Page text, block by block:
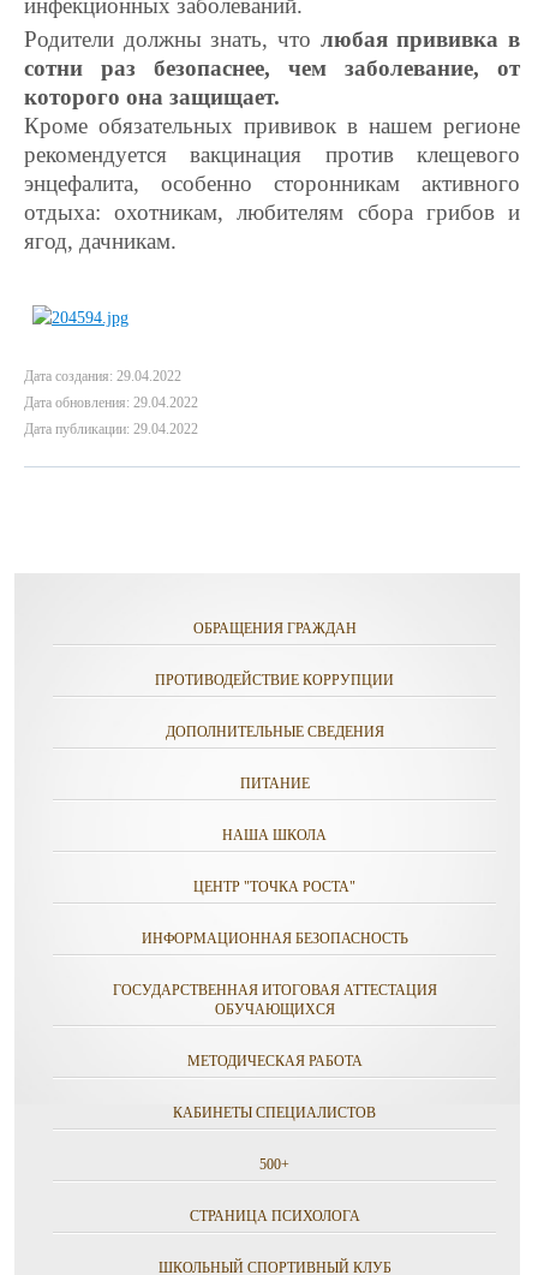
инфекционных заболеваний.
Родители должны знать, что любая прививка в
сотни раз безопаснее, чем заболевание, от
которого она защищает.
Кроме обязательных прививок в нашем регионе
рекомендуется вакцинация против клещевого
энцефалита, особенно сторонникам активного
отдыха: охотникам, любителям сбора грибов и
ягод, дачникам.
Дата создания: 29.04.2022
Дата обновления: 29.04.2022
Дата публикации: 29.04.2022
ОБРАЩЕНИЯ ГРАЖДАН
ПРОТИВОДЕЙСТВИЕ КОРРУПЦИИ
ДОПОЛНИТЕЛЬНЫЕ СВЕДЕНИЯ
ПИТАНИЕ
НАША ШКОЛА
ЦЕНТР "ТОЧКА РОСТА"
ИНФОРМАЦИОННАЯ БЕЗОПАСНОСТЬ
ГОСУДАРСТВЕННАЯ ИТОГОВАЯ АТТЕСТАЦИЯ
ОБУЧАЮЩИХСЯ
МЕТОДИЧЕСКАЯ РАБОТА
КАБИНЕТЫ СПЕЦИАЛИСТОВ
500+
СТРАНИЦА ПСИХОЛОГА
ШКОЛЬНЫЙ СПОРТИВНЫЙ КЛУБ